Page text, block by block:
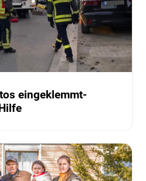
eingeklemmt-